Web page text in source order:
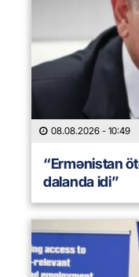
08.08.2026 - 10:49
“Ermənistan
dalanda idi”